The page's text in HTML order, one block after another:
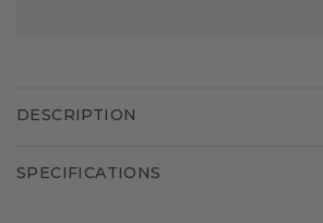
DESCRIPTION
SPECIFICATIONS